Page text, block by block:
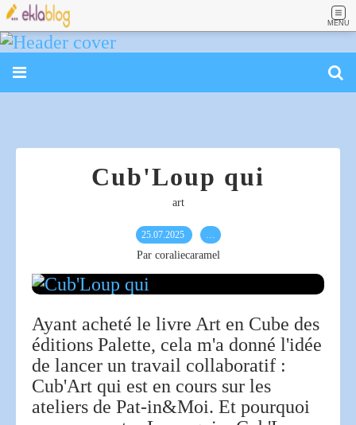
MENU
Cub'Loup qui
art
25.07.2025 …
Par coraliecaramel
Ayant acheté le livre Art en Cube des
éditions Palette, cela m'a donné l'idée
de lancer un travail collaboratif :
Cub'Art qui est en cours sur les
ateliers de Pat-in&Moi. Et pourquoi